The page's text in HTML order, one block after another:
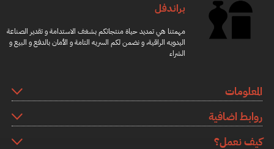
براندفل
مهمتنا هي تمديد حياة منتجاتكم بشغف الاستدامة و تقدير الصناعة
اليدويه الراقية، و نضمن لكم السريه التامة و الأمان بالدفع و البيع و
الشراء
المعلومات
روابط اضافية
كيف نعمل؟